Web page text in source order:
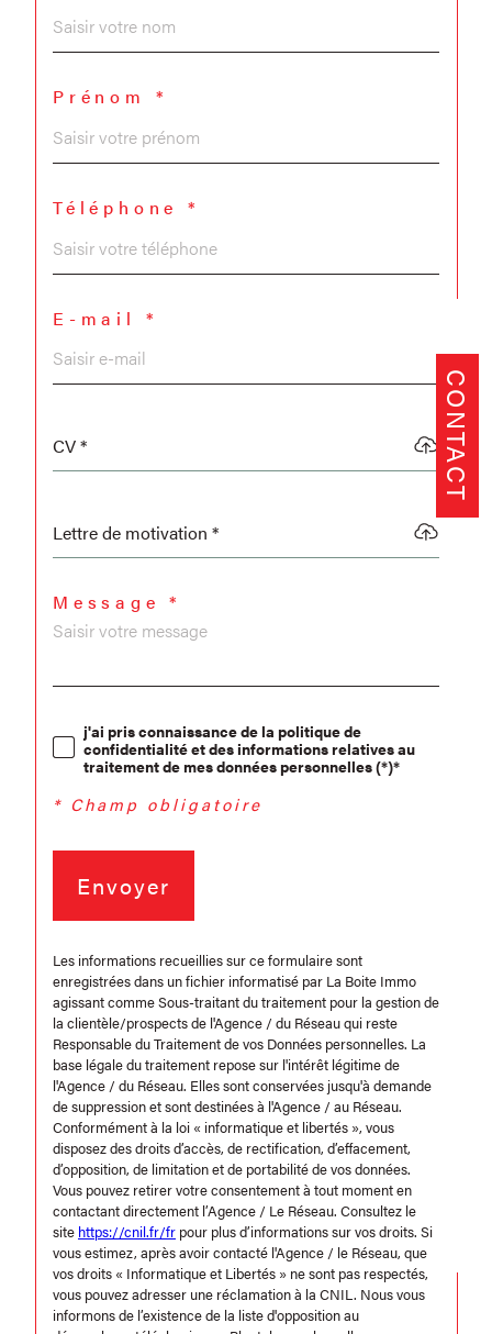
CONTACT
Prénom *
Téléphone *
E-mail *
CV *
Lettre de motivation *
Message *
j'ai pris connaissance de la politique de
confidentialité et des informations relatives au
traitement de mes données personnelles (*)*
* Champ obligatoire
Envoyer
Les informations recueillies sur ce formulaire sont
enregistrées dans un fichier informatisé par La Boite Immo
agissant comme Sous-traitant du traitement pour la gestion de
la clientèle/prospects de l'Agence / du Réseau qui reste
Responsable du Traitement de vos Données personnelles. La
base légale du traitement repose sur l'intérêt légitime de
l'Agence / du Réseau. Elles sont conservées jusqu'à demande
de suppression et sont destinées à l'Agence / au Réseau.
Conformément à la loi « informatique et libertés », vous
disposez des droits d’accès, de rectification, d’effacement,
d’opposition, de limitation et de portabilité de vos données.
Vous pouvez retirer votre consentement à tout moment en
contactant directement l’Agence / Le Réseau. Consultez le
site https://cnil.fr/fr pour plus d’informations sur vos droits. Si
vous estimez, après avoir contacté l'Agence / le Réseau, que
vos droits « Informatique et Libertés » ne sont pas respectés,
vous pouvez adresser une réclamation à la CNIL. Nous vous
informons de l’existence de la liste d'opposition au